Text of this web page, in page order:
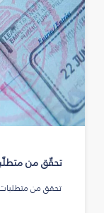
تحقّق من
تحقق من